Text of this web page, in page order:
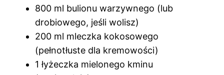
800 ml bulionu warzywnego (lub
drobiowego, jeśli wolisz)
200 ml mleczka kokosowego
(pełnotłuste dla kremowości)
1 łyżeczka mielonego kminu